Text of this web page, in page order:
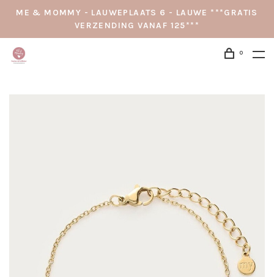
ME & MOMMY - LAUWEPLAATS 6 - LAUWE ***GRATIS
VERZENDING VANAF 125***
0